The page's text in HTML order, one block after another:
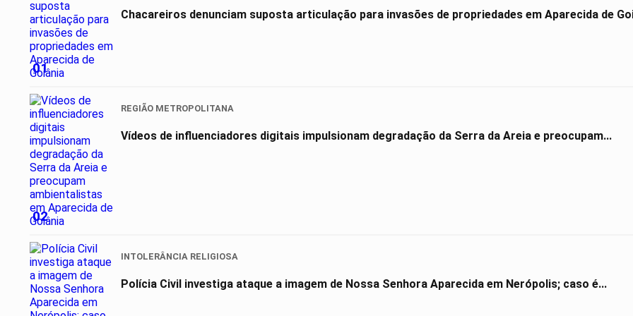
01
Chacareiros denunciam suposta articulação para invasões de propriedades em Aparecida de
02
REGIÃO METROPOLITANA
Vídeos de influenciadores digitais impulsionam degradação da Serra da Areia e preocupam...
INTOLERÂNCIA RELIGIOSA
Polícia Civil investiga ataque a imagem de Nossa Senhora Aparecida em Nerópolis; caso é...